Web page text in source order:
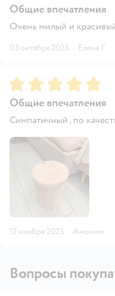
Общие впечатления
Очень милый и
03 октября 2025 · Елена Г.
Рейтинг:5
Общие впечатления
Симпатичный , по
12 ноября 2025 · Аноним
Вопросы